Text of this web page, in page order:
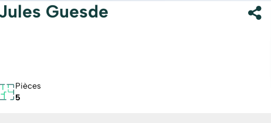
Guesde
Pièces
5